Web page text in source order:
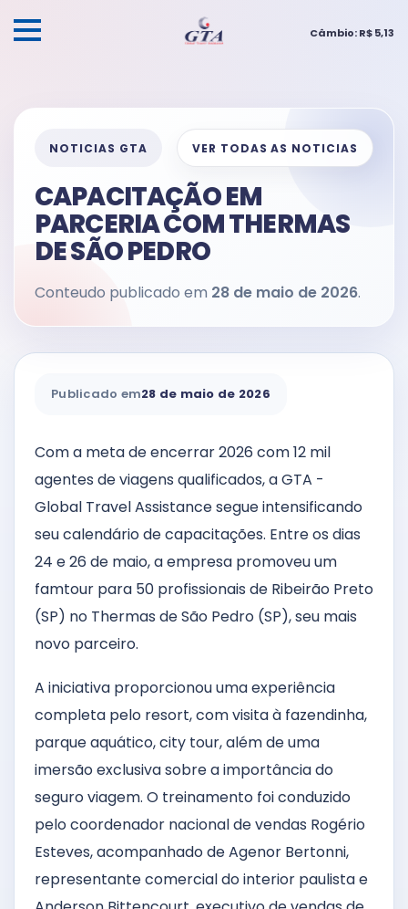
NOTICIAS GTA VER TODAS AS NOTICIAS
CAPACITAÇÃO EM
PARCERIA COM THERMAS
DE SÃO PEDRO
Conteudo publicado em 28 de maio de 2026.
Publicado em28 de maio de 2026
Com a meta de encerrar 2026 com 12 mil
agentes de viagens qualificados, a GTA -
Global Travel Assistance segue intensificando
seu calendário de capacitações. Entre os dias
24 e 26 de maio, a empresa promoveu um
famtour para 50 profissionais de Ribeirão Preto
(SP) no Thermas de São Pedro (SP), seu mais
novo parceiro.
A iniciativa proporcionou uma experiência
completa pelo resort, com visita à fazendinha,
parque aquático, city tour, além de uma
imersão exclusiva sobre a importância do
seguro viagem. O treinamento foi conduzido
pelo coordenador nacional de vendas Rogério
Esteves, acompanhado de Agenor Bertonni,
representante comercial do interior paulista e
Câmbio: R$ 5,13